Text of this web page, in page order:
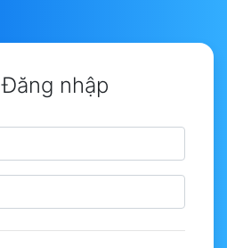
Đăng nhập